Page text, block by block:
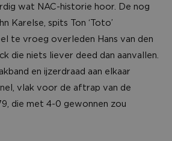
wat NAC-historie hoor. De nog
Karelse, spits Ton ‘Toto’
te vroeg overleden Hans van den
die niets liever deed dan aanvallen.
en ijzerdraad aan elkaar
vlak voor de aftrap van de
die met 4-0 gewonnen zou